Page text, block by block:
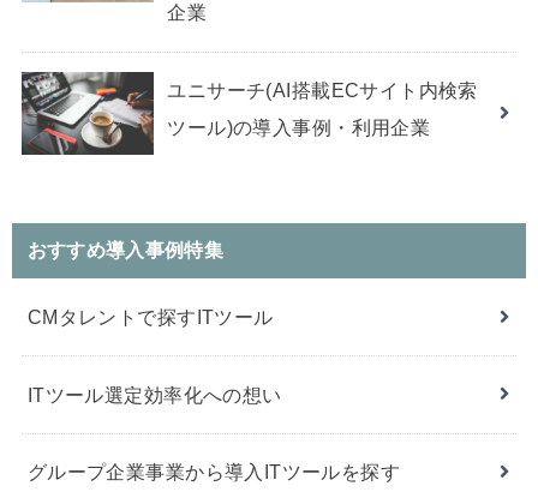
企業
ユニサーチ(AI搭載ECサイト内検索
ツール)の導入事例・利用企業
おすすめ導入事例特集
CMタレントで探すITツール
ITツール選定効率化への想い
グループ企業事業から導入ITツールを探す